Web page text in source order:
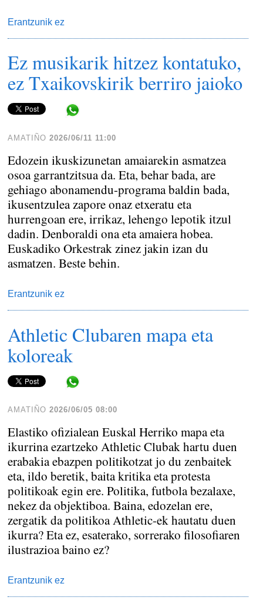
Erantzunik ez
Ez musikarik hitzez kontatuko,
ez Txaikovskirik berriro jaioko
AMATIÑO 2026/06/11 11:00
Edozein ikuskizunetan amaiarekin asmatzea
osoa garrantzitsua da. Eta, behar bada, are
gehiago abonamendu-programa baldin bada,
ikusentzulea zapore onaz etxeratu eta
hurrengoan ere, irrikaz, lehengo lepotik itzul
dadin. Denboraldi ona eta amaiera hobea.
Euskadiko Orkestrak zinez jakin izan du
asmatzen. Beste behin.
Erantzunik ez
Athletic Clubaren mapa eta
koloreak
AMATIÑO 2026/06/05 08:00
Elastiko ofizialean Euskal Herriko mapa eta
ikurrina ezartzeko Athletic Clubak hartu duen
erabakia ebazpen politikotzat jo du zenbaitek
eta, ildo beretik, baita kritika eta protesta
politikoak egin ere. Politika, futbola bezalaxe,
nekez da objektiboa. Baina, edozelan ere,
zergatik da politikoa Athletic-ek hautatu duen
ikurra? Eta ez, esaterako, sorrerako filosofiaren
ilustrazioa baino ez?
Erantzunik ez